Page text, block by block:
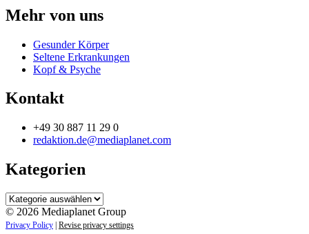
Mehr von uns
Gesunder Körper
Seltene Erkrankungen
Kopf & Psyche
Kontakt
+49 30 887 11 29 0
redaktion.de@mediaplanet.com
Kategorien
Kategorien
© 2026 Mediaplanet Group
Privacy Policy Revise privacy settings